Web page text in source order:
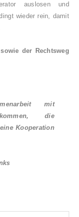
auslosen und
wieder rein, damit
der Rechtsweg
mit
die
Kooperation